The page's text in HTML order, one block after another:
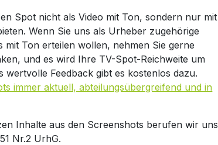
Spot nicht als Video mit Ton, sondern nur mit
Wenn Sie uns als Urheber zugehörige
mit Ton erteilen wollen, nehmen Sie gerne
und es wird Ihre TV-Spot-Reichweite um
Feedback gibt es kostenlos dazu.
immer aktuell, abteilungsübergreifend und in
Inhalte aus den Screenshots berufen wir uns
Nr.2 UrhG.